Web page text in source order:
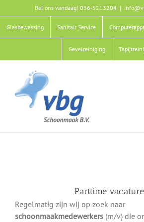
naar
inhoud
Bel ons vandaag! 036-5213204 |
Glasbewassing Sanitair Service
Gevelreiniging
Parttime
Regelmatig zijn wij op zoek naar
schoonmaakmedewerkers (m/v) die